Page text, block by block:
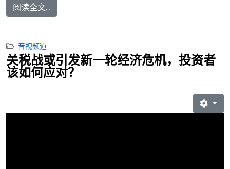
阅读全文...
音视频道
关税战或引发新一轮经济危机，投资者
该如何应对？